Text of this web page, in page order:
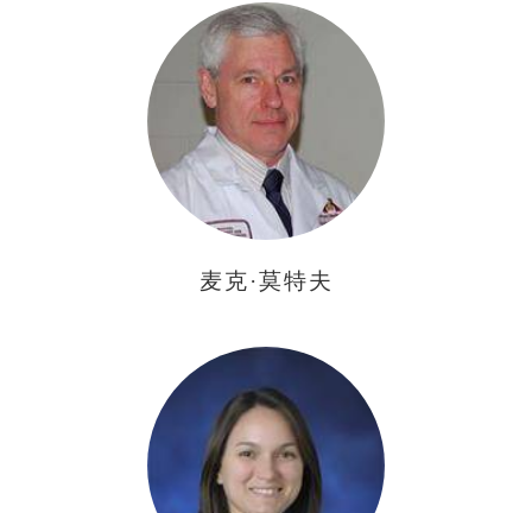
麦克·莫特夫